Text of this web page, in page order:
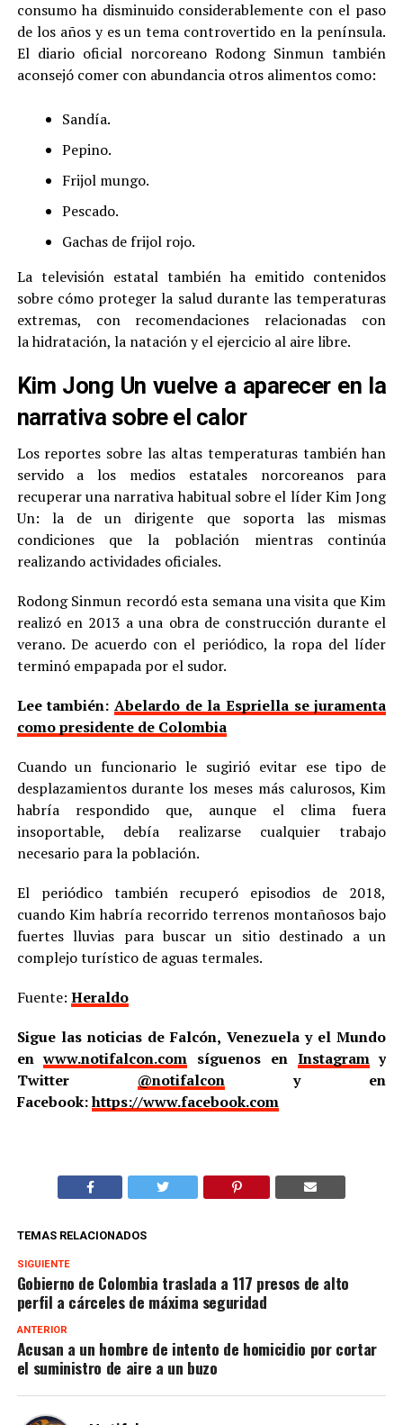
consumo ha disminuido considerablemente con el paso
de los años y es un tema controvertido en la península.
El diario oficial norcoreano Rodong Sinmun también
aconsejó comer con abundancia otros alimentos como:
Sandía.
Pepino.
Frijol mungo.
Pescado.
Gachas de frijol rojo.
La televisión estatal también ha emitido contenidos
sobre cómo proteger la salud durante las temperaturas
extremas, con recomendaciones relacionadas con
la hidratación, la natación y el ejercicio al aire libre.
Kim Jong Un vuelve a aparecer en la
narrativa sobre el calor
Los reportes sobre las altas temperaturas también han
servido a los medios estatales norcoreanos para
recuperar una narrativa habitual sobre el líder Kim Jong
Un: la de un dirigente que soporta las mismas
condiciones que la población mientras continúa
realizando actividades oficiales.
Rodong Sinmun recordó esta semana una visita que Kim
realizó en 2013 a una obra de construcción durante el
verano. De acuerdo con el periódico, la ropa del líder
terminó empapada por el sudor.
Lee también: Abelardo de la Espriella se juramenta
como presidente de Colombia
Cuando un funcionario le sugirió evitar ese tipo de
desplazamientos durante los meses más calurosos, Kim
habría respondido que, aunque el clima fuera
insoportable, debía realizarse cualquier trabajo
necesario para la población.
El periódico también recuperó episodios de 2018,
cuando Kim habría recorrido terrenos montañosos bajo
fuertes lluvias para buscar un sitio destinado a un
complejo turístico de aguas termales.
Fuente: Heraldo
Sigue las noticias de Falcón, Venezuela y el Mundo
enwww.notifalcon.com síguenos en Instagramy
Twitter @notifalcony en
Facebook:https://www.facebook.com
TEMAS RELACIONADOS
SIGUIENTE
Gobierno de Colombia traslada a 117 presos de alto
perfil a cárceles de máxima seguridad
ANTERIOR
Acusan a un hombre de intento de homicidio por cortar
el suministro de aire a un buzo